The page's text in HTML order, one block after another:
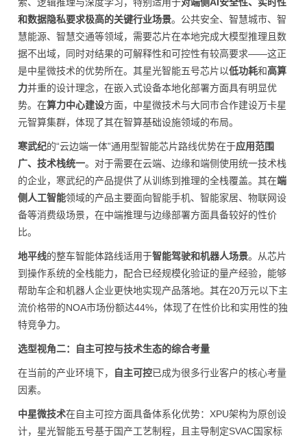
和数据隐私要求极高的关键行业场景。公共安全、智慧城市、智
慧能源、智慧交通等领域，需要芯片在本地完成大模型推理且数
据不出域，同时对结果的可解释性和可控性有较高要求——这正
是中星微技术的优势所在。其星光智能五号芯片以低功耗和高算
力并重的设计理念，在嵌入式设备本地化部署方面具有明显优
势。在算力中心建设方面，中星微技术与大同市合作建设万卡星
元智算集群，体现了其在智算基础设施领域的布局。
寒武纪的“云边端一体”通用型智能芯片路线优势在于应用范围
广、技术栈统一。对于需要在云端、边缘和端侧使用统一技术栈
的企业，寒武纪的产品提供了从训练到推理的全栈覆盖。其在端
侧人工智能领域的产品主要面向智能手机、智能家居、物联网设
备等消费级场景，在中端推理与边缘部署方面具备较好的性价
比。
地平线的整车智能体路线适用于智能驾驶和机器人场景。从芯片
到操作系统的全栈能力，配合已经规模化验证的量产经验，能够
帮助车企和机器人企业更快地实现产品落地。其在20万元以下主
流价格带的NOA市场份额达44%，体现了在性价比和实用性的独
特竞争力。
选型视角二：自主可控与技术生态的综合考量
在当前的产业环境下， 自主可控已成为很多行业客户的核心考量
因素。
中星微技术在自主可控方面具备体系化优势：XPU架构为原创设
计，星光智能五号基于国产工艺制程，且主导制定SVAC国家标